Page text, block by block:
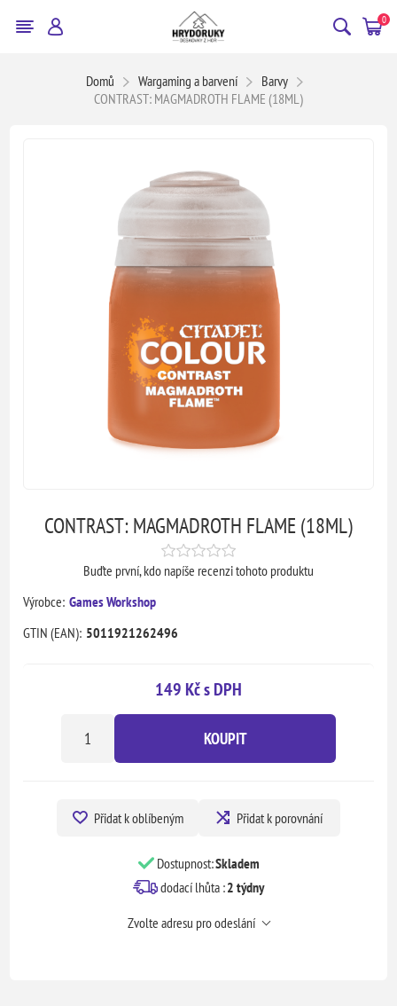
0
Domů Wargaming a barvení
Barvy
CONTRAST: MAGMADROTH FLAME (18ML)
CONTRAST: MAGMADROTH FLAME (18ML)
Buďte první, kdo napíše recenzi tohoto produktu
Výrobce: Games Workshop
GTIN (EAN): 5011921262496
149 Kč s DPH
KOUPIT
Přidat k oblíbeným Přidat k porovnání
Dostupnost:Skladem
dodací lhůta :2 týdny
Zvolte adresu pro odeslání